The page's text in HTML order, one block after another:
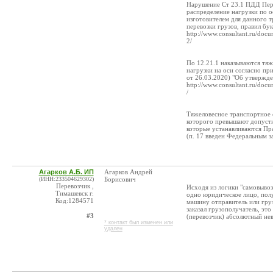
Нарушение Ст 23.1 ПДД
распределение нагрузки по
изготовителем для данного
перевозки грузов, правил
http://www.consultant.ru/
2/
По 12.21.1 наказываются
нагрузки на оси согласно
от 26.03.2020) "Об
http://www.consultant.ru/
/
Тяжеловесное транспортное
которого превышают
которые устанавливаются
(п. 17 введен Федеральным
Агарков А.Б. ИП
(ИНН:233504629302)
Перевозчик ,
Тимашевск г.
Код:1284571
#3
Агарков Андрей
Борисович
* контакт был изменен или
удален
Исходя из логики
одно юридическое лицо,
машину отправитель или
заказал грузополучатель,
(перевозчик) абсолютный